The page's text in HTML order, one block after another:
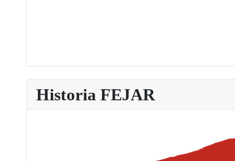
Historia FEJAR